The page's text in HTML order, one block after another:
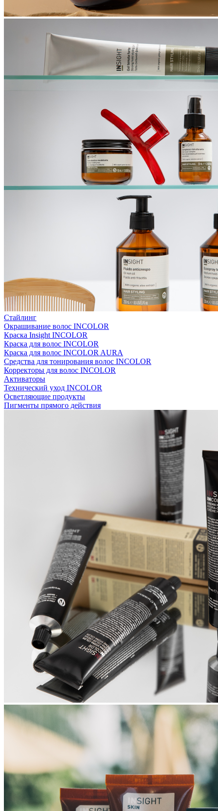
Стайлинг
Окрашивание волос INCOLOR
Краска Insight INCOLOR
Краска для волос INCOLOR
Краска для волос INCOLOR AURA
Средства для тонирования волос INCOLOR
Корректоры для волос INCOLOR
Активаторы
Технический уход INCOLOR
Осветляющие продукты
Пигменты прямого действия